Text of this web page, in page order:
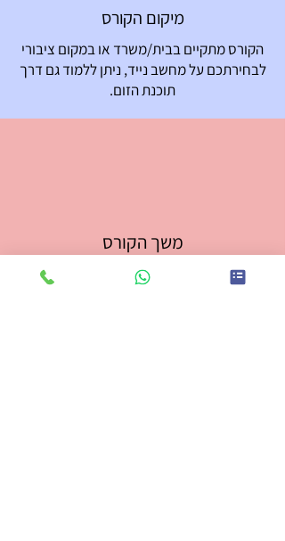
מיקום הקורס
הקורס מתקיים בבית/משרד או במקום ציבורי
לבחירתכם על מחשב נייד, ניתן ללמוד גם דרך
תוכנת הזום.
משך הקורס
5 מפגשים של שעה מלאה ( 60 דק')